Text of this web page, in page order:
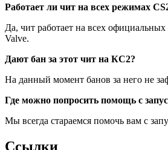
Работает ли чит на всех режимах
Да, чит работает на всех
Valve.
Дают бан за этот чит на КС2?
На данный момент банов за него не
Где можно попросить помощь с
Мы всегда стараемся помочь вам с
Ссылки